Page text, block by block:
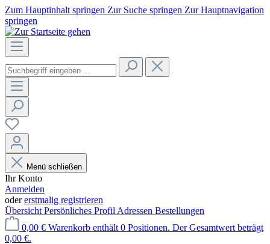
Zum Hauptinhalt springen Zur Suche springen Zur Hauptnavigation
springen
Menü schließen
Ihr Konto
Anmelden
odererstmalig registrieren
Übersicht Persönliches Profil Adressen Bestellungen
0,00 € Warenkorb enthält 0 Positionen. Der Gesamtwert beträgt
0,00 €.